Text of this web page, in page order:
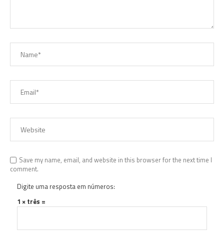
Save my name, email, and website in this browser for the next time I
comment.
Digite uma resposta em números:
1 × três =